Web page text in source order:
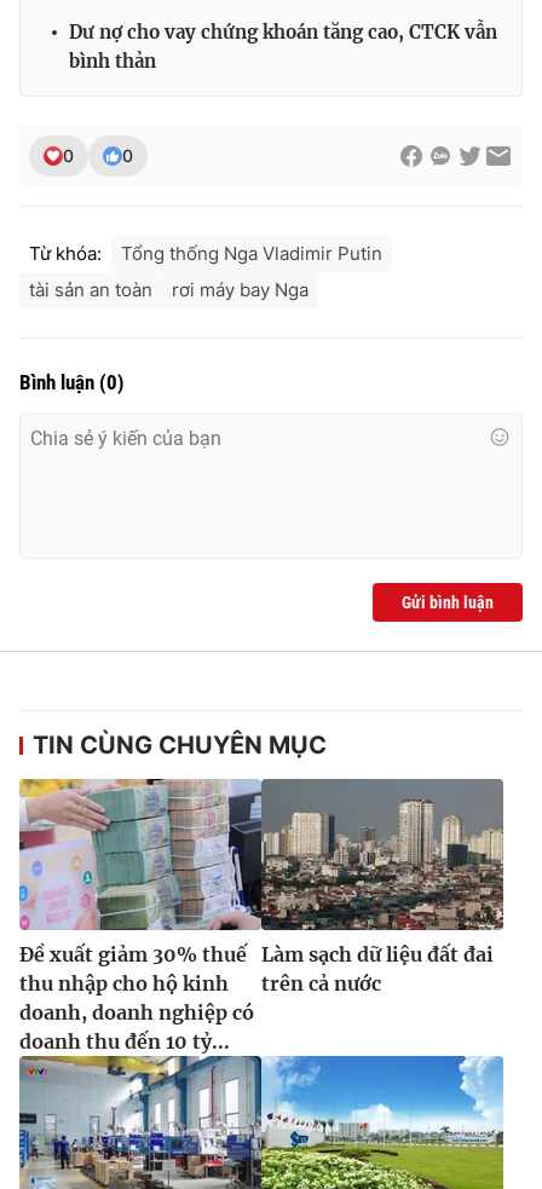
toasoan@vtv.vn
thuận bằng văn bản. Ghi rõ nguồn VTV.vn khi phát hành lại
Dư nợ cho vay chứng khoán tăng cao, CTCK vẫn
bình thản
0 0
Từ khóa:
Tổng thống Nga Vladimir Putin
tài sản an toàn
rơi máy bay Nga
Bình luận (0)
Gửi bình luận
TIN CÙNG CHUYÊN MỤC
Đề xuất giảm 30% thuế
thu nhập cho hộ kinh
doanh, doanh nghiệp có
doanh thu đến 10 tỷ...
Làm sạch dữ liệu đất đai
trên cả nước